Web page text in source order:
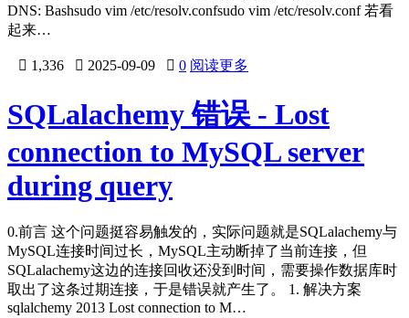
DNS: Bashsudo vim /etc/resolv.confsudo vim /etc/resolv.conf 若看
起来…
 1,336  2025-09-09  0 阅读更多
SQLalachemy 错误 - Lost
connection to MySQL server
during query
0.前言 这个问题挺容易触发的，实际问题就是SQLalachemy与
MySQL连接时间过长，MySQL主动断掉了当前连接，但
SQLalachemy这边的连接回收还没到时间，需要操作数据库时
取出了这条过期连接，于是错误就产生了。 1. 解决方案
sqlalchemy 2013 Lost connection to M…